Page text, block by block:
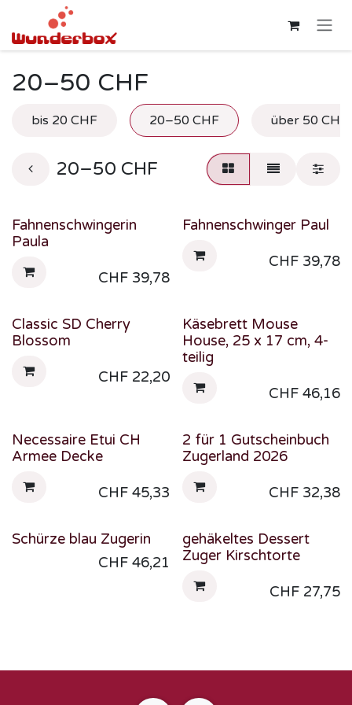
Zum Inhalt springen
20–50 CHF
bis 20 CHF 20–50 CHF über 50 CHF
20–50 CHF
Fahnenschwingerin
Paula
CHF 39,78
Fahnenschwinger Paul
CHF 39,78
Classic SD Cherry
Blossom
CHF 22,20
Käsebrett Mouse
House, 25 x 17 cm, 4-
teilig
CHF 46,16
Necessaire Etui CH
Armee Decke
CHF 45,33
2 für 1 Gutscheinbuch
Zugerland 2026
CHF 32,38
Schürze blau Zugerin
CHF 46,21
gehäkeltes Dessert
Zuger Kirschtorte
CHF 27,75